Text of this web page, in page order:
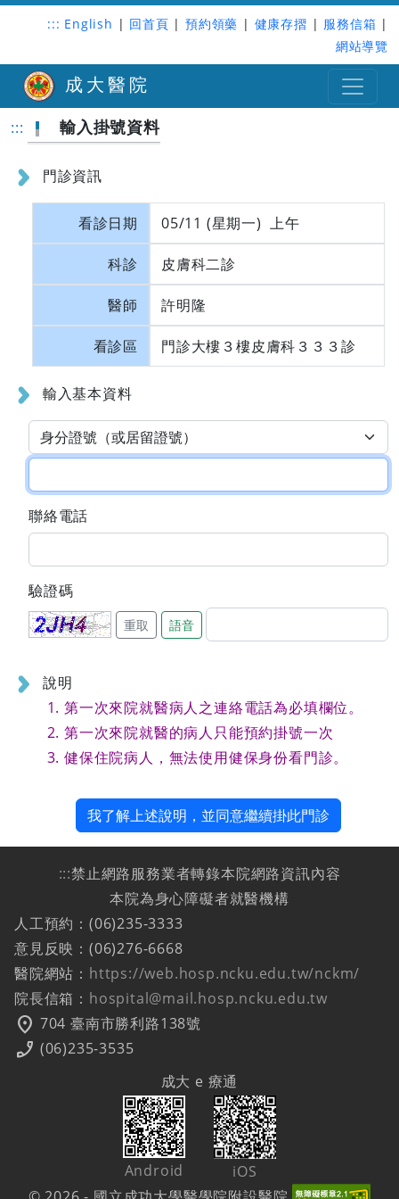
::: English | 回首頁 | 預約領藥 | 健康存摺 | 服務信箱 |
網站導覽
成大醫院
::: 輸入掛號資料
門診資訊
看診日期 05/11 (星期一) 上午
科診 皮膚科二診
醫師 許明隆
看診區 門診大樓３樓皮膚科３３３診
輸入基本資料
聯絡電話
驗證碼
重取 語音
說明
第一次來院就醫病人之連絡電話為必填欄位。
第一次來院就醫的病人只能預約掛號一次
健保住院病人，無法使用健保身份看門診。
我了解上述說明，並同意繼續掛此門診
:::禁止網路服務業者轉錄本院網路資訊內容
本院為身心障礙者就醫機構
人工預約：(06)235-3333
意見反映：(06)276-6668
醫院網站： https://web.hosp.ncku.edu.tw/nckm/
院長信箱： hospital@mail.hosp.ncku.edu.tw
location_on 704 臺南市勝利路138號
phone_enabled (06)235-3535
成大 e 療通
Android
iOS